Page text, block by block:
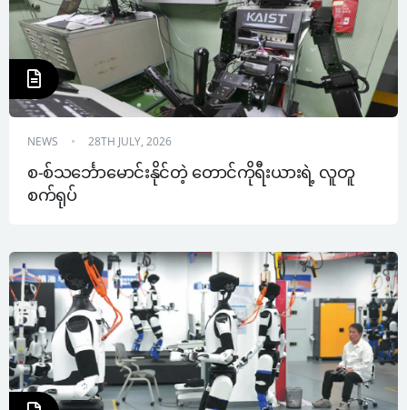
NEWS 28TH JULY, 2026
စ-စ်သင်္ဘောမောင်းနိုင်တဲ့ တောင်ကိုရီးယားရဲ့ လူတူ
စက်ရုပ်